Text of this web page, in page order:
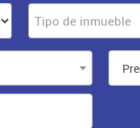
Tipo de inmueble